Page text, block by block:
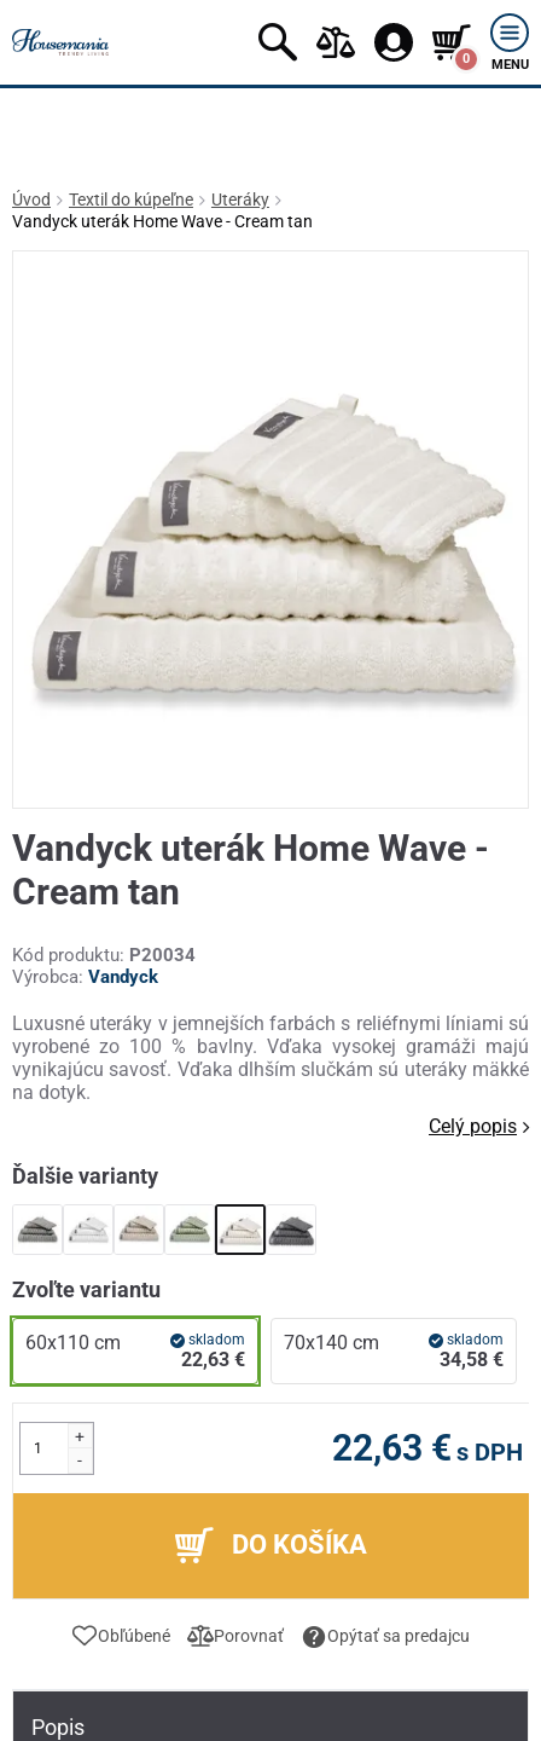
0 MENU
Úvod Textil do kúpeľne
Uteráky
Vandyck uterák Home Wave - Cream tan
Vandyck uterák Home Wave -
Cream tan
Kód produktu: P20034
Výrobca: Vandyck
Luxusné uteráky v jemnejších farbách s reliéfnymi líniami sú
vyrobené zo 100 % bavlny. Vďaka vysokej gramáži majú
vynikajúcu savosť. Vďaka dlhším slučkám sú uteráky mäkké
na dotyk.
Celý popis
Ďalšie varianty
Zvoľte variantu
60x110 cm skladom
22,63 €
70x140 cm skladom
34,58 €
+
-
22,63 € s DPH
DO KOŠÍKA
Obľúbené Porovnať Opýtať sa predajcu
Popis